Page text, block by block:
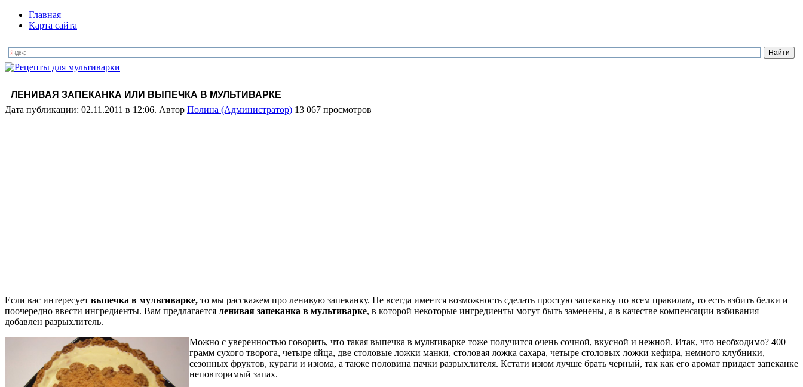
Главная
Карта сайта
ЛЕНИВАЯ ЗАПЕКАНКА ИЛИ ВЫПЕЧКА В МУЛЬТИВАРКЕ
Дата публикации: 02.11.2011 в 12:06. Автор Полина (Администратор) 13 067 просмотров
Если вас интересует выпечка в мультиварке, то мы расскажем про ленивую запеканку. Не всегда имеется возможность сделать простую запеканку по всем правилам, то есть взбить белки и
поочередно ввести ингредиенты. Вам предлагается ленивая запеканка в мультиварке, в которой некоторые ингредиенты могут быть заменены, а в качестве компенсации взбивания
добавлен разрыхлитель.
Можно с уверенностью говорить, что такая выпечка в мультиварке тоже получится очень сочной, вкусной и нежной. Итак, что необходимо? 400
грамм сухого творога, четыре яйца, две столовые ложки манки, столовая ложка сахара, четыре столовых ложки кефира, немного клубники,
сезонных фруктов, кураги и изюма, а также половина пачки разрыхлителя. Кстати изюм лучше брать черный, так как его аромат придаст запеканке
неповторимый запах.